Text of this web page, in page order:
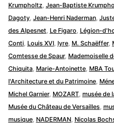
Krumpholtz, Jean-Baptiste
Dagoty, Jean-Henri Naderman,
des Alpesnet, Le Figaro, Légion-
Conti, Louis XVI, lyre, M. Schaëffer,
Comtesse de Spaur, Mademoiselle
Chiquita, Marie-Antoinette, MBA
l'Architecture et du Patrimoine,
Michel Garnier, MOZART, musée de
Musée du Château de Versailles,
musique, NADERMAN, Nicolas